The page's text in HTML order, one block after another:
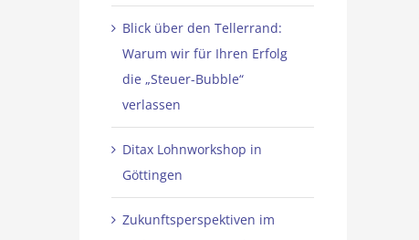
Blick über den Tellerrand:
Warum wir für Ihren Erfolg
die „Steuer-Bubble“
verlassen
Ditax Lohnworkshop in
Göttingen
Zukunftsperspektiven im